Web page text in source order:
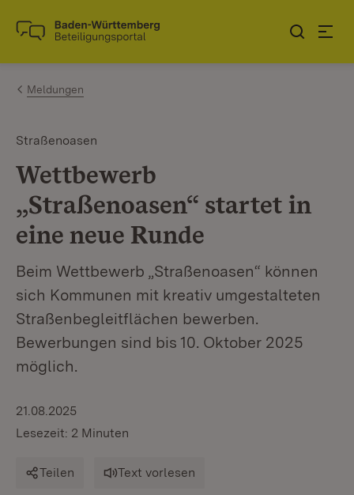
Zum Inhalt springen
Link zur Startseite
Meldungen
Straßenoasen
Wettbewerb
„Straßenoasen“ startet in
eine neue Runde
Beim Wettbewerb „Straßenoasen“ können
sich Kommunen mit kreativ umgestalteten
Straßenbegleitflächen bewerben.
Bewerbungen sind bis 10. Oktober 2025
möglich.
21.08.2025
Lesezeit: 2 Minuten
Teilen Text vorlesen